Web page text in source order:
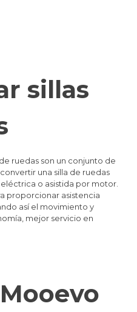
sillas
ruedas son un conjunto de
una silla de ruedas
o asistida por motor.
proporcionar asistencia
así el movimiento y
mejor servicio en
Mooevo